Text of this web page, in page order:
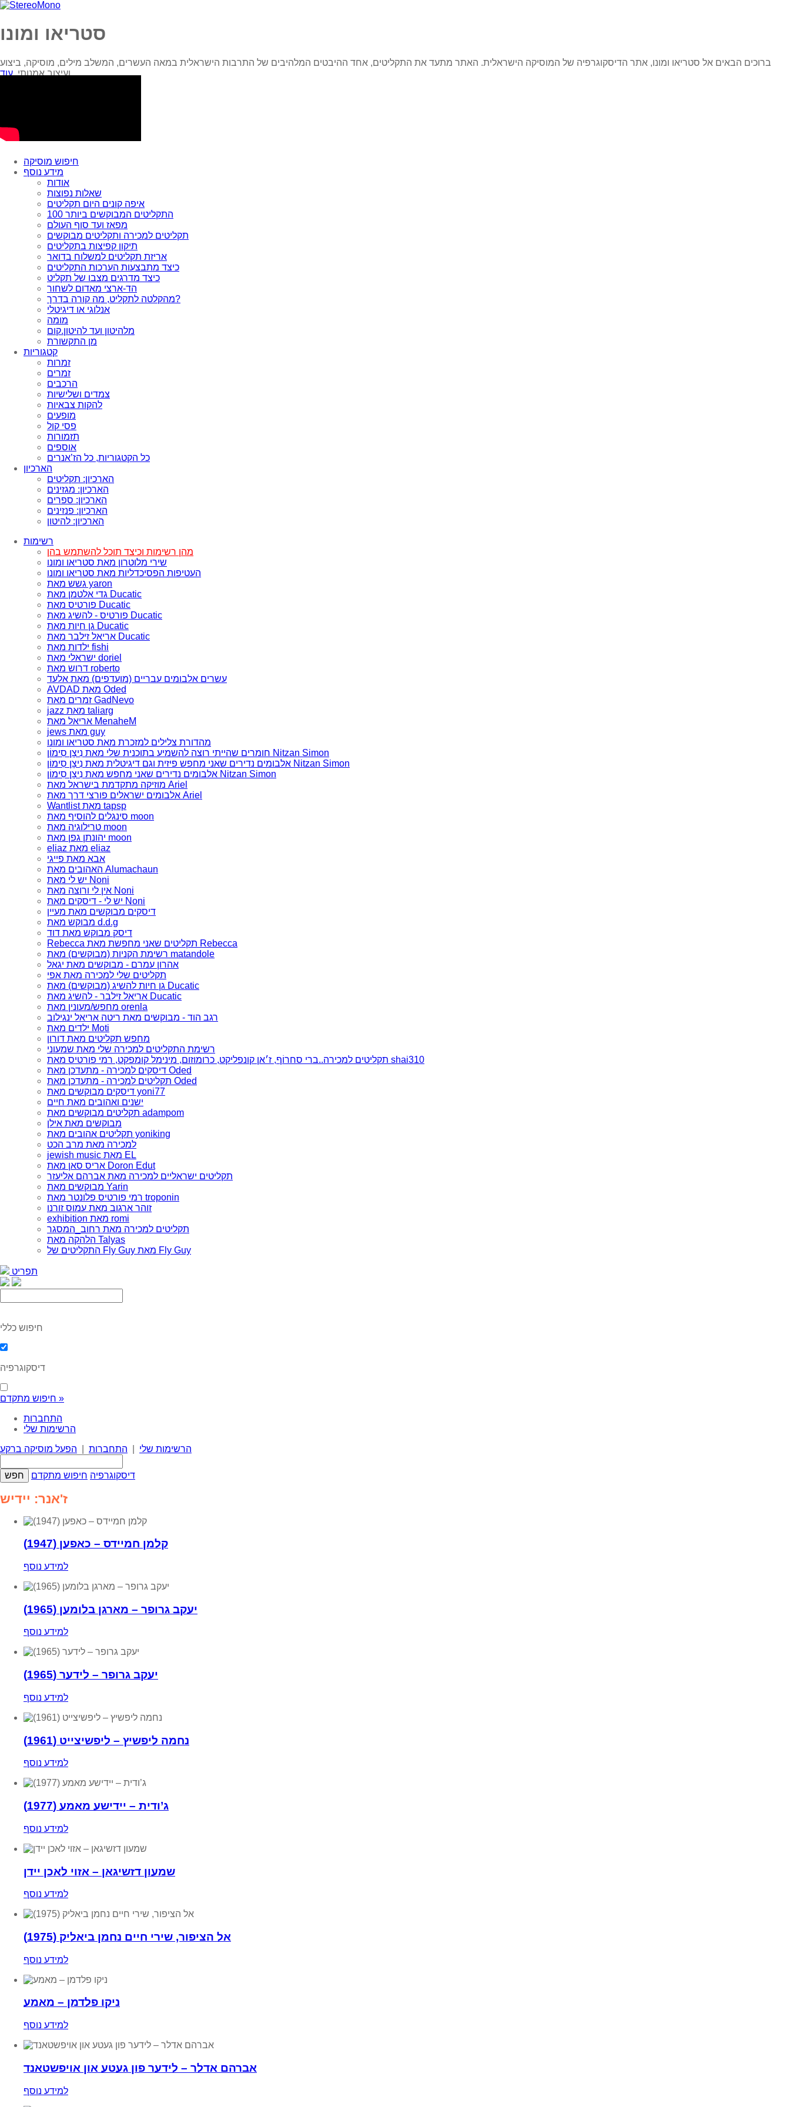
סטריאו ומונו
ברוכים הבאים אל סטריאו ומונו, אתר הדיסקוגרפיה של המוסיקה הישראלית. האתר מתעד את התקליטים, אחד ההיבטים המלהיבים של התרבות הישראלית במאה העשרים, המשלב מילים, מוסיקה, ביצוע
ועיצוב אמנותי.עוד...
חיפוש מוסיקה
מידע נוסף
אודות
שאלות נפוצות
איפה קונים היום תקליטים
100 התקליטים המבוקשים ביותר
מפאז ועד סוף העולם
תקליטים למכירה ותקליטים מבוקשים
תיקון קפיצות בתקליטים
אריזת תקליטים למשלוח בדואר
כיצד מתבצעות הערכות התקליטים
כיצד מדרגים מצבו של תקליט
הד-ארצי מאדום לשחור
מהקלטה לתקליט, מה קורה בדרך?
אנלוגי או דיגיטלי
מומה
מלהיטון ועד להיטון.קום
מן התקשורת
קטגוריות
זמרות
זמרים
הרכבים
צמדים ושלישיות
להקות צבאיות
מופעים
פסי קול
תזמורות
אוספים
כל הקטגוריות, כל הז’אנרים
הארכיון
הארכיון: תקליטים
הארכיון: מגזינים
הארכיון: ספרים
הארכיון: פנזינים
הארכיון: להיטון
רשימות
מהן רשימות וכיצד תוכל להשתמש בהן
שירי מלוטרון מאת סטריאו ומונו
העטיפות הפסיכדליות מאת סטריאו ומונו
גשש מאת yaron
גדי אלטמן מאת Ducatic
פורטיס מאת Ducatic
פורטיס - להשיג מאת Ducatic
גן חיות מאת Ducatic
אריאל זילבר מאת Ducatic
ילדות מאת fishi
ישראלי מאת doriel
דרוש מאת roberto
עשרים אלבומים עבריים (מועדפים) מאת אלעד
AVDAD מאת Oded
זמרים מאת GadNevo
jazz מאת taliarg
אריאל מאת MenaheM
jews מאת guy
מהדורת צלילים למזכרת מאת סטריאו ומונו
חומרים שהייתי רוצה להשמיע בתוכנית שלי מאת נִיצָן סִימוֹן Nitzan Simon
אלבומים נדירים שאני מחפש פיזית וגם דיגיטלית מאת נִיצָן סִימוֹן Nitzan Simon
אלבומים נדירים שאני מחפש מאת נִיצָן סִימוֹן Nitzan Simon
מוזיקה מתקדמת בישראל מאת Ariel
אלבומים ישראלים פורצי דרך מאת Ariel
Wantlist מאת tapsp
סינגלים להוסיף מאת moon
טרילוגיה מאת moon
יהונתן גפן מאת moon
eliaz מאת eliaz
אבא מאת פייגי
האהובים מאת Alumachaun
יש לי מאת Noni
אין לי ורוצה מאת Noni
יש לי - דיסקים מאת Noni
דיסקים מבוקשים מאת מעיין
מבוקש מאת d.d.g
דיסק מבוקש מאת דוד
Rebecca תקליטים שאני מחפשת מאת Rebecca
רשימת הקניות (מבוקשים) מאת matandole
אהרון עמרם - מבוקשים מאת יגאל
תקליטים שלי למכירה מאת אפי
גן חיות להשיג (מבוקשים) מאת Ducatic
אריאל זילבר - להשיג מאת Ducatic
מחפש/מעונין מאת orenla
רגב הוד - מבוקשים מאת ריטה אריאל ינגילוב
ילדים מאת Moti
מחפש תקליטים מאת דורון
רשימת התקליטים למכירה שלי מאת שמעוני
תקליטים למכירה..ברי סחרוֹף, ז׳אן קונפליקט, כרומוזום, מינימל קומפקט, רמי פורטיס מאת shai310
דיסקים למכירה - מתעדכן מאת Oded
תקליטים למכירה - מתעדכן מאת Oded
דיסקים מבוקשים מאת yoni77
ישנים ואהובים מאת חיים
תקליטים מבוקשים מאת adampom
מבוקשים מאת אילן
תקליטים אהובים מאת yoniking
למכירה מאת מרב הכט
jewish music מאת EL
אריס סאן מאת Doron Edut
תקליטים ישראליים למכירה מאת אברהם אליעזר
מבוקשים מאת Yarin
רמי פורטיס פלונטר מאת troponin
זוהר ארגוב מאת עמוס זורנו
exhibition מאת romi
תקליטים למכירה מאת רחוב_המסגר
הלהקה מאת Talyas
התקליטים של Fly Guy מאת Fly Guy
תפריט
חיפוש כללי
חיפוש מתקדם »
התחברות
הרשימות שלי
הרשימות שלי
התחברות הפעל מוסיקה ברקע
דיסקוגרפיה חיפוש מתקדם
ז'אנר: יידיש
קלמן חמיידס – כאפען (1947)
למידע נוסף
יעקב גרופר – מארגן בלומען (1965)
למידע נוסף
יעקב גרופר – לידער (1965)
למידע נוסף
נחמה ליפשיץ – ליפשיצייט (1961)
למידע נוסף
ג’ודית – יידישע מאמע (1977)
למידע נוסף
שמעון דזשיגאן – אזוי לאכן יידן
למידע נוסף
אל הציפור, שירי חיים נחמן ביאליק (1975)
למידע נוסף
ניקו פלדמן – מאמע
למידע נוסף
אברהם אדלר – לידער פון געטע און אויפשטאנד
למידע נוסף